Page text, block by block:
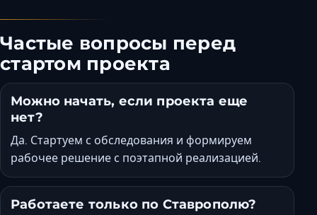
Частые вопросы перед
стартом проекта
Можно начать, если проекта еще
нет?
Да. Стартуем с обследования и формируем
рабочее решение с поэтапной реализацией.
Работаете только по Ставрополю?